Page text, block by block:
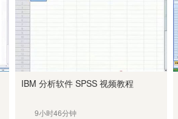
IBM 分析软件 SPSS 视频教程
9小时46分钟